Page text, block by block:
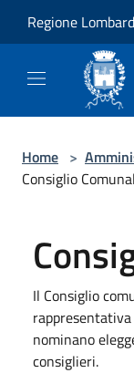
Regione
Home >
Consiglio
Il Consiglio
nominano
consiglieri.